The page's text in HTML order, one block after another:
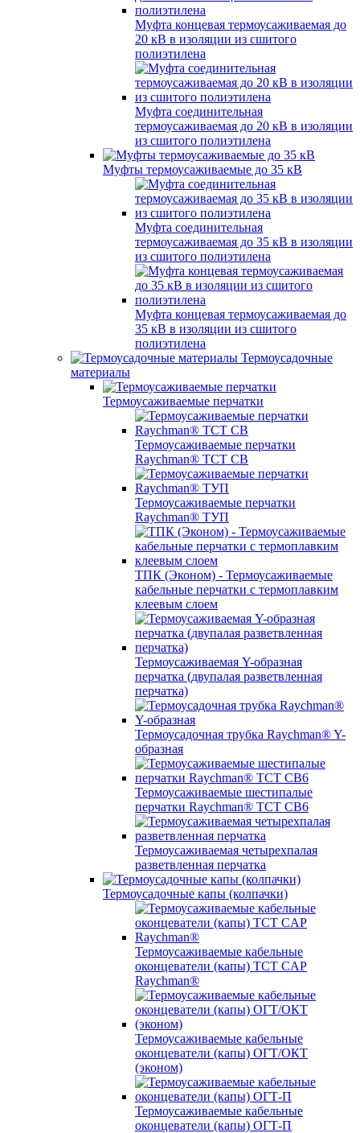
Муфта концевая термоусаживаемая до
20 кВ в изоляции из сшитого
полиэтилена
Муфта соединительная
термоусаживаемая до 20 кВ в изоляции
из сшитого полиэтилена
Муфты термоусаживаемые до 35 кВ
Муфта соединительная
термоусаживаемая до 35 кВ в изоляции
из сшитого полиэтилена
Муфта концевая термоусаживаемая до
35 кВ в изоляции из сшитого
полиэтилена
Термоусадочные
материалы
Термоусаживаемые перчатки
Термоусаживаемые перчатки
Raychman® TCT CB
Термоусаживаемые перчатки
Raychman® ТУП
ТПК (Эконом) - Термоусаживаемые
кабельные перчатки с термоплавким
клеевым слоем
Термоусаживаемая Y-образная
перчатка (двупалая разветвленная
перчатка)
Термоусадочная трубка Raychman® Y-
образная
Термоусаживаемые шестипалые
перчатки Raychman® ТСТ СВ6
Термоусаживаемая четырехпалая
разветвленная перчатка
Термоусадочные капы (колпачки)
Термоусаживаемые кабельные
оконцеватели (капы) ТCT CAP
Raychman®
Термоусаживаемые кабельные
оконцеватели (капы) ОГТ/ОКТ
(эконом)
Термоусаживаемые кабельные
оконцеватели (капы) ОГТ-П